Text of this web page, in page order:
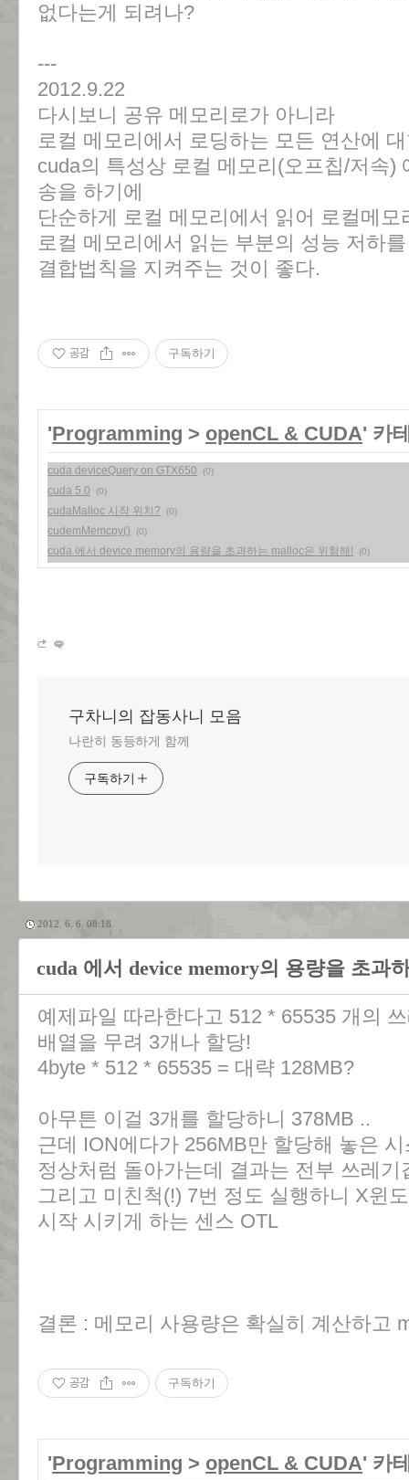
없다는게 되려나?
---
2012.9.22
다시보니 공유 메모리로가 아니라
로컬 메모리에서 로딩하는 모든 연산에
cuda의 특성상 로컬 메모리(오프칩/저속)
송을 하기에
단순하게 로컬 메모리에서 읽어 로컬메모
로컬 메모리에서 읽는 부분의 성능 저하
결합법칙을 지켜주는 것이 좋다.
공감 구독하기
'Programming > openCL & CUDA' 카
cuda deviceQuery on GTX650 (0)
cuda 5.0 (0)
cudaMalloc 시작 위치? (0)
cudemMemcpy() (0)
cuda 에서 device memory의 용량을 초과하는 malloc은 위험해! (0)
구차니의 잡동사니 모음
나란히 동등하게 함께
구독하기
2012. 6. 6. 08:18
cuda 에서 device memory의 용량을 초과
예제파일 따라한다고 512 * 65535 개의
배열을 무려 3개나 할당!
4byte * 512 * 65535 = 대략 128MB?
아무튼 이걸 3개를 할당하니 378MB ..
근데 ION에다가 256MB만 할당해 놓은
정상처럼 돌아가는데 결과는 전부 쓰레
그리고 미친척(!) 7번 정도 실행하니 X윈
시작 시키게 하는 센스 OTL
결론 : 메모리 사용량은 확실히 계산하고
공감 구독하기
'Programming > openCL & CUDA' 카